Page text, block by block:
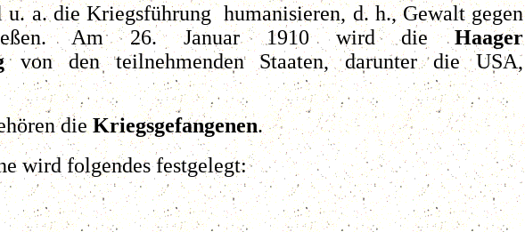
a. die Kriegsführung humanisieren, d. h., Gewalt gegen
Am 26. Januar 1910 wird dieHaager
von den teilnehmenden Staaten, darunter die USA,
dieKriegsgefangenen.
wird folgendes festgelegt: